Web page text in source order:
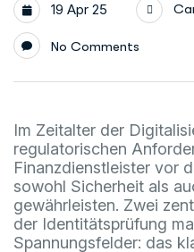
19 Apr 25
No Comments
Im Zeitalter der
regulatorischen
Finanzdienstleister vor
sowohl Sicherheit als
gewährleisten. Zwei
der Identitätsprüfung
Spannungsfelder: das